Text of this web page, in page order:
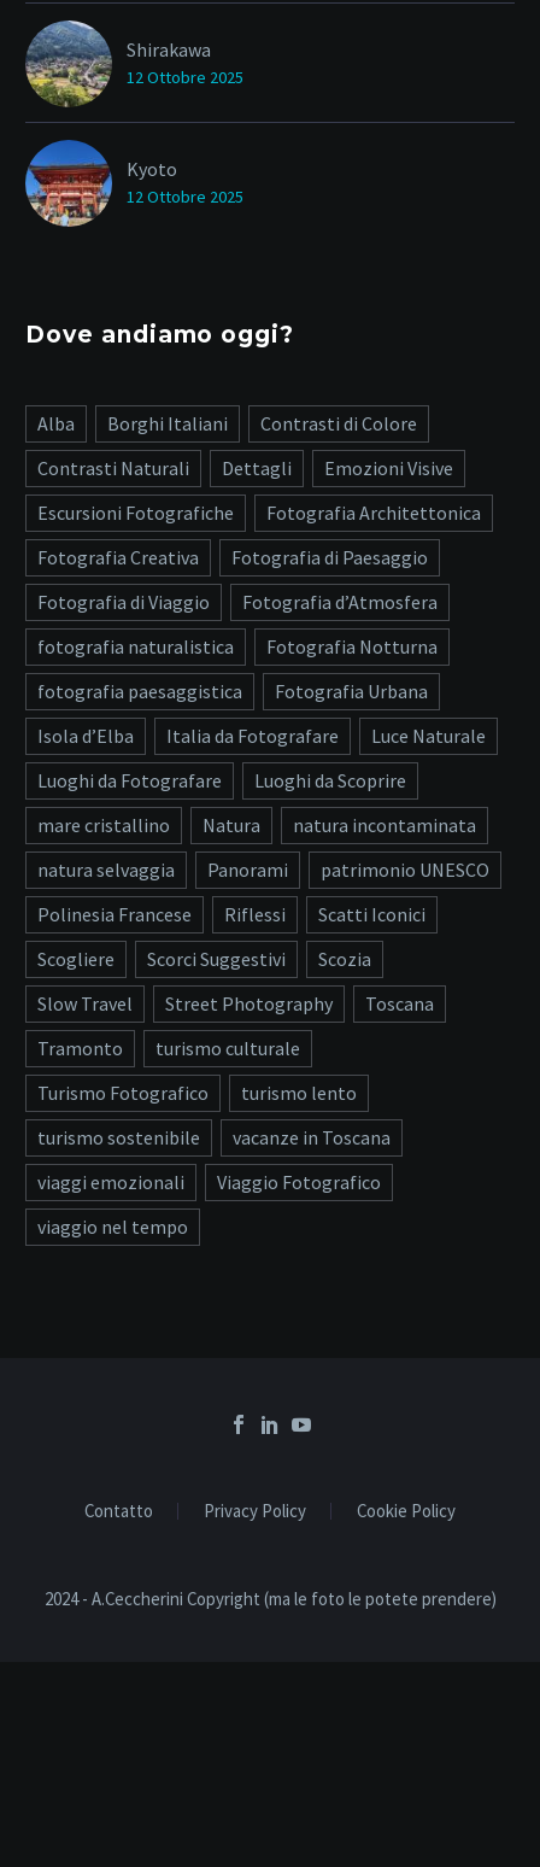
Shirakawa
12 Ottobre 2025
Kyoto
12 Ottobre 2025
Dove andiamo oggi?
Alba Borghi Italiani
Contrasti di Colore
Contrasti Naturali
Dettagli
Emozioni Visive
Escursioni Fotografiche
Fotografia Architettonica
Fotografia Creativa
Fotografia di Paesaggio
Fotografia di Viaggio
Fotografia d’Atmosfera
fotografia naturalistica
Fotografia Notturna
fotografia paesaggistica
Fotografia Urbana
Isola d’Elba
Italia da Fotografare
Luce Naturale
Luoghi da Fotografare
Luoghi da Scoprire
mare cristallino
Natura
natura incontaminata
natura selvaggia
Panorami
patrimonio UNESCO
Polinesia Francese
Riflessi
Scatti Iconici
Scogliere
Scorci Suggestivi
Scozia
Slow Travel
Street Photography
Toscana
Tramonto
turismo culturale
Turismo Fotografico
turismo lento
turismo sostenibile
vacanze in Toscana
viaggi emozionali
Viaggio Fotografico
viaggio nel tempo
Contatto Privacy Policy Cookie Policy
2024 - A.Ceccherini Copyright (ma le foto le potete prendere)